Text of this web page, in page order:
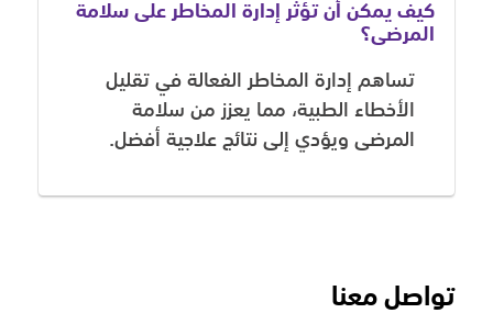
كيف يمكن أن تؤثر إدارة المخاطر على سلامة
المرضى؟
تساهم إدارة المخاطر الفعالة في تقليل
الأخطاء الطبية، مما يعزز من سلامة
المرضى ويؤدي إلى نتائج علاجية أفضل.
تواصل معنا